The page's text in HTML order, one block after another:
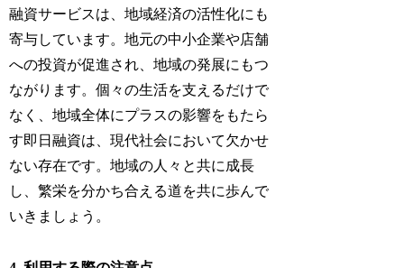
融資サービスは、地域経済の活性化にも
寄与しています。地元の中小企業や店舗
への投資が促進され、地域の発展にもつ
ながります。個々の生活を支えるだけで
なく、地域全体にプラスの影響をもたら
す即日融資は、現代社会において欠かせ
ない存在です。地域の人々と共に成長
し、繁栄を分かち合える道を共に歩んで
いきましょう。